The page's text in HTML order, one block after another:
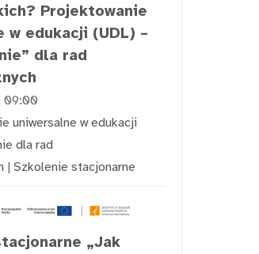
Projektowanie
w edukacji (UDL) –
dla rad
09:00
uniwersalne w edukacji
dla rad
| Szkolenie stacjonarne
„Jak